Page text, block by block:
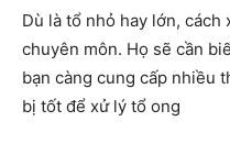
Dù là tổ nhỏ hay lớn,
chuyên môn. Họ sẽ cần
bạn càng cung cấp nhiều
bị tốt để xử lý tổ ong